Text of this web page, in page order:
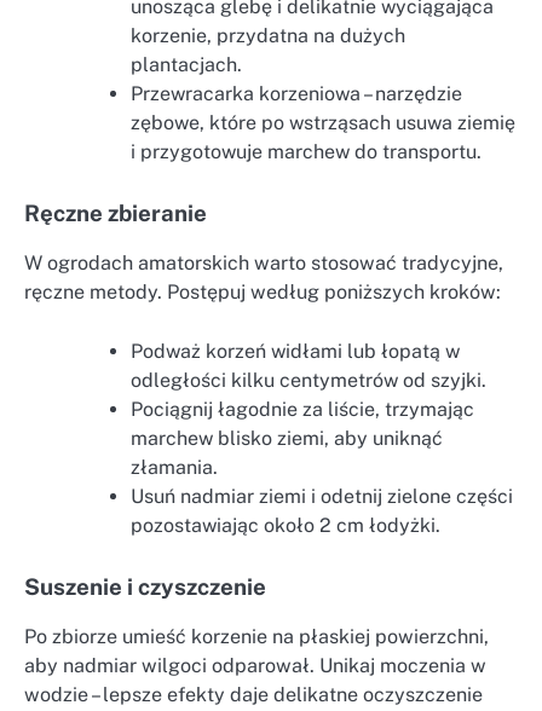
unosząca glebę i delikatnie wyciągająca
korzenie, przydatna na dużych
plantacjach.
Przewracarka korzeniowa – narzędzie
zębowe, które po wstrząsach usuwa ziemię
i przygotowuje marchew do transportu.
Ręczne zbieranie
W ogrodach amatorskich warto stosować tradycyjne,
ręczne metody. Postępuj według poniższych kroków:
Podważ korzeń widłami lub łopatą w
odległości kilku centymetrów od szyjki.
Pociągnij łagodnie za liście, trzymając
marchew blisko ziemi, aby uniknąć
złamania.
Usuń nadmiar ziemi i odetnij zielone części
pozostawiając około 2 cm łodyżki.
Suszenie i czyszczenie
Po zbiorze umieść korzenie na płaskiej powierzchni,
aby nadmiar wilgoci odparował. Unikaj moczenia w
wodzie – lepsze efekty daje delikatne oczyszczenie